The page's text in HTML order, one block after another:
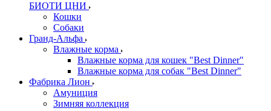
БИОТИ ЦНИ
Кошки
Собаки
Гранд-Альфа
Влажные корма
Влажные корма для кошек "Best Dinner"
Влажные корма для собак "Best Dinner"
Фабрика Лион
Амуниция
Зимняя коллекция